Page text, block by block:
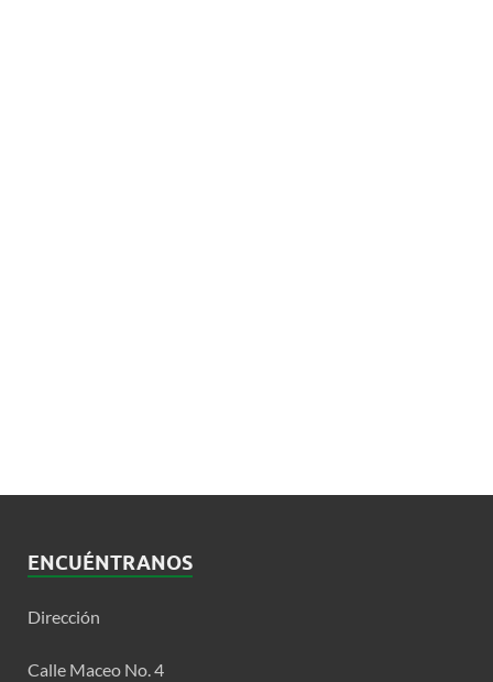
ENCUÉNTRANOS
Dirección
Calle Maceo No. 4